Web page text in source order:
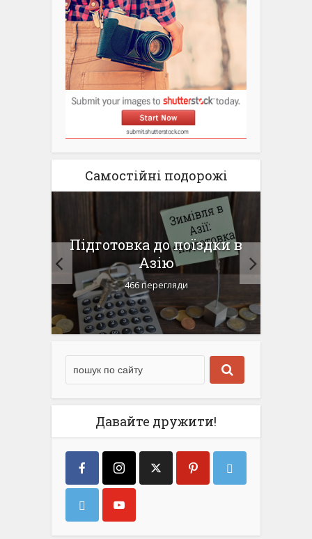
Самостійні подорожі
Підготовка до поїздки в
Азію
466 перегляди
Давайте дружити!